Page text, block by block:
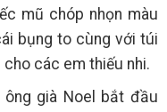
mũ chóp nhọn màu
bụng to cùng với túi
các em thiếu nhi.
ông già Noel bắt đầu